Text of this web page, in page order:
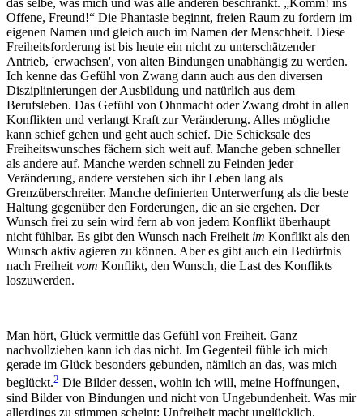
das selbe, was mich und was alle anderen beschränkt. „Komm! ins
Offene, Freund!“ Die Phantasie beginnt, freien Raum zu fordern im
eigenen Namen und gleich auch im Namen der Menschheit. Diese
Freiheitsforderung ist bis heute ein nicht zu unterschätzender
Antrieb, 'erwachsen', von alten Bindungen unabhängig zu werden.
Ich kenne das Gefühl von Zwang dann auch aus den diversen
Disziplinierungen der Ausbildung und natürlich aus dem
Berufsleben. Das Gefühl von Ohnmacht oder Zwang droht in allen
Konflikten und verlangt Kraft zur Veränderung. Alles mögliche
kann schief gehen und geht auch schief. Die Schicksale des
Freiheitswunsches fächern sich weit auf. Manche geben schneller
als andere auf. Manche werden schnell zu Feinden jeder
Veränderung, andere verstehen sich ihr Leben lang als
Grenzüberschreiter. Manche definierten Unterwerfung als die beste
Haltung gegenüber den Forderungen, die an sie ergehen. Der
Wunsch frei zu sein wird fern ab von jedem Konflikt überhaupt
nicht fühlbar. Es gibt den Wunsch nach Freiheit im Konflikt als den
Wunsch aktiv agieren zu können. Aber es gibt auch ein Bedürfnis
nach Freiheit vom Konflikt, den Wunsch, die Last des Konflikts
loszuwerden.
Man hört, Glück vermittle das Gefühl von Freiheit. Ganz
nachvollziehen kann ich das nicht. Im Gegenteil fühle ich mich
gerade im Glück besonders gebunden, nämlich an das, was mich
beglückt.2 Die Bilder dessen, wohin ich will, meine Hoffnungen,
sind Bilder von Bindungen und nicht von Ungebundenheit. Was mir
allerdings zu stimmen scheint: Unfreiheit macht unglücklich.